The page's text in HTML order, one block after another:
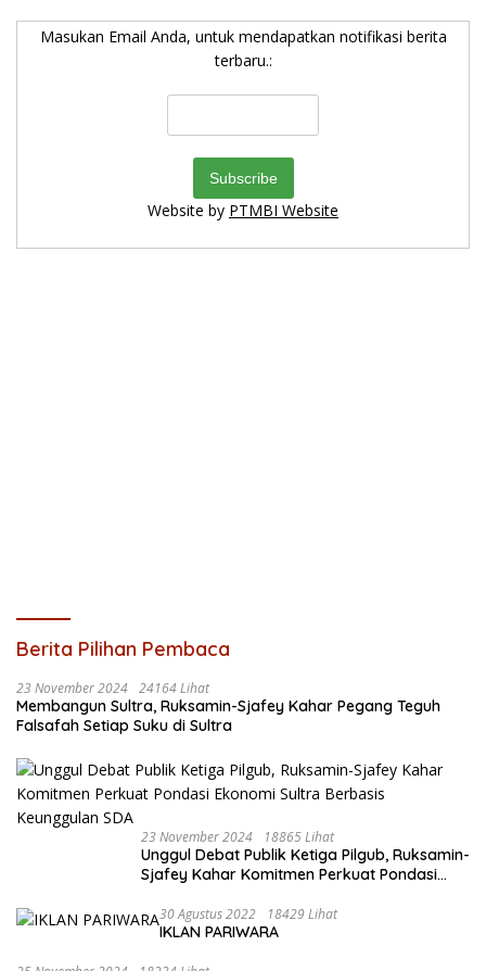
Masukan Email Anda, untuk mendapatkan notifikasi berita
terbaru.:
Website by PTMBI Website
Berita Pilihan Pembaca
23 November 2024 24164 Lihat
Membangun Sultra, Ruksamin-Sjafey Kahar Pegang Teguh
Falsafah Setiap Suku di Sultra
23 November 2024 18865 Lihat
Unggul Debat Publik Ketiga Pilgub, Ruksamin-
Sjafey Kahar Komitmen Perkuat Pondasi
30 Agustus 2022 18429 Lihat
IKLAN PARIWARA